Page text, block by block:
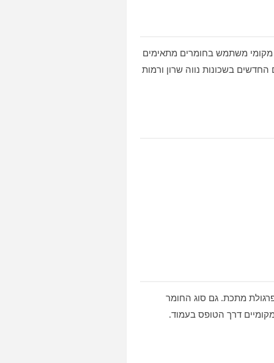
משתמש בחומרים מתאימים
בשכונות נווה שרון ורמות
מתכת. גם סוג החומר
דרך הטופס בעמוד.